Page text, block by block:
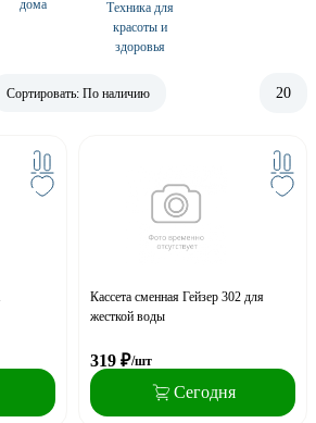
дома
Техника для
красоты и
здоровья
Сортировать: По наличию 20
Кассета сменная Гейзер 302 для
жесткой воды
319 ₽/шт
Сегодня